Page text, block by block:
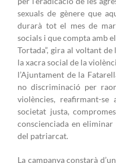
sexuals de gènere que
durarà tot el mes de
socials i que compta amb
Tortada”, gira al voltant
la xacra social de la
l’Ajuntament de la
no discriminació per
violències, reafirmant-se
societat justa,
conscienciada en eliminar
del patriarcat.
La campanya constarà